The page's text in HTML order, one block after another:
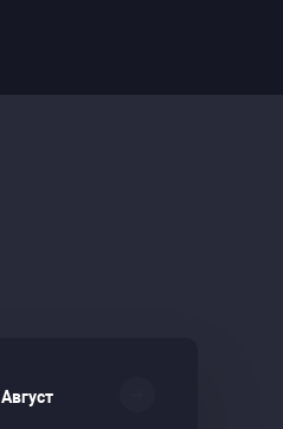
Август